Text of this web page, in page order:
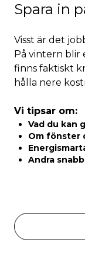
Spara in
Visst är det
På vintern blir
finns faktiskt
hålla nere
Vi tipsar om:
Vad du kan
Om fönster
Andra